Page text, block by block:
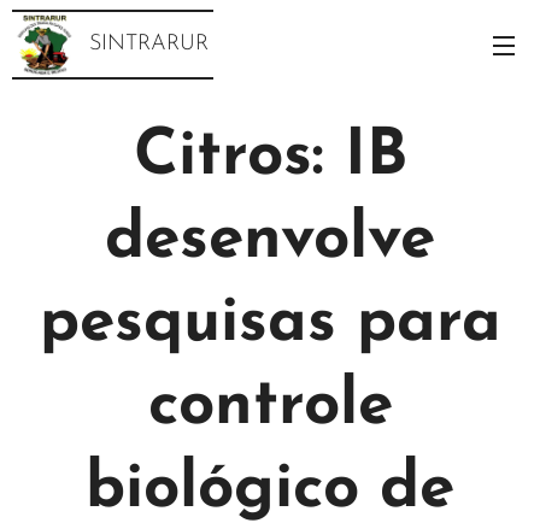
SINTRARUR
Citros: IB
desenvolve
pesquisas para
controle
biológico de